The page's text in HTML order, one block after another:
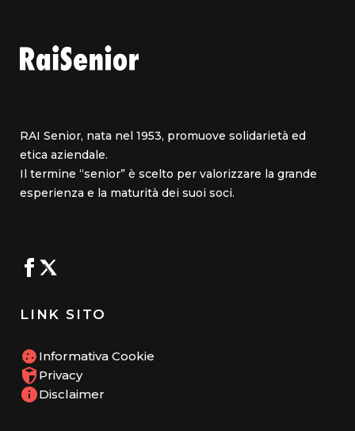
RAI Senior, nata nel 1953, promuove solidarietà ed
etica aziendale.
Il termine “senior” è scelto per valorizzare la grande
esperienza e la maturità dei suoi soci.
LINK SITO
Informativa Cookie
Privacy
Disclaimer